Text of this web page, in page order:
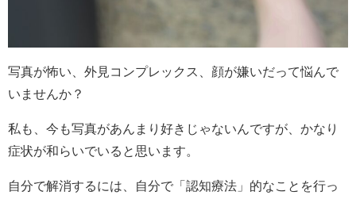
写真が怖い、外見コンプレックス、顔が嫌いだって悩んで
いませんか？
私も、今も写真があんまり好きじゃないんですが、かなり
症状が和らいでいると思います。
自分で解消するには、自分で「認知療法」的なことを行っ